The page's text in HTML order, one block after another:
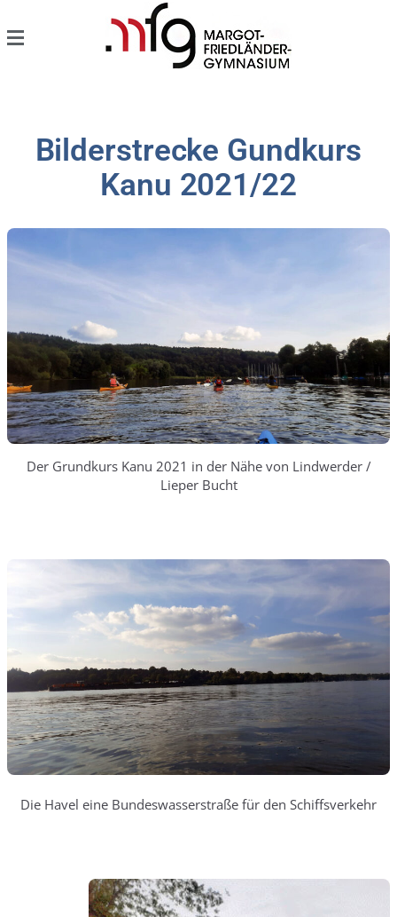
Bilderstrecke Gundkurs
Kanu 2021/22
Der Grundkurs Kanu 2021 in der Nähe von Lindwerder /
Lieper Bucht
Die Havel eine Bundeswasserstraße für den Schiffsverkehr